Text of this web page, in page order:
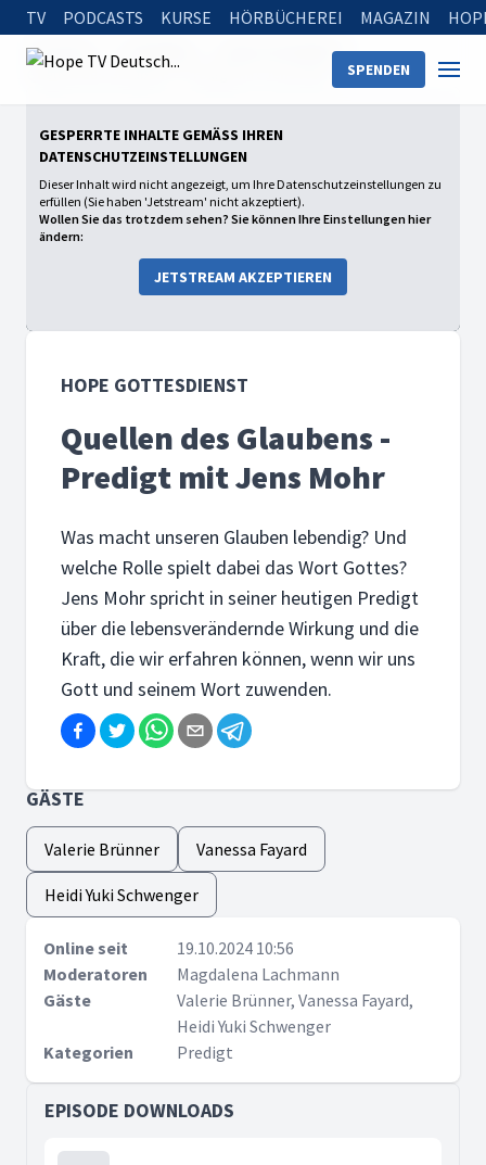
TV PODCASTS KURSE HÖRBÜCHEREI MAGAZIN
SPENDEN
Startseite
Hope Gottesdienst
Quellen des Glaubens - Predigt mit Jens Mohr
GESPERRTE INHALTE GEMÄSS IHREN D
ATENSCHUTZEINSTELLUNGEN
Dieser Inhalt wird nicht angezeigt, um Ihre Datenschutzeinstellungen zu
erfüllen (Sie haben 'Jetstream' nicht akzeptiert).
Wollen Sie das trotzdem sehen? Sie können Ihre Einstellungen hier
ändern:
JETSTREAM AKZEPTIEREN
HOPE GOTTESDIENST
Quellen des Glaubens -
Predigt mit Jens Mohr
Was macht unseren Glauben lebendig? Und
welche Rolle spielt dabei das Wort Gottes?
Jens Mohr spricht in seiner heutigen Predigt
über die lebensverändernde Wirkung und die
Kraft, die wir erfahren können, wenn wir uns
Gott und seinem Wort zuwenden.
GÄSTE
Valerie Brünner Vanessa Fayard
Heidi Yuki Schwenger
Online seit
19.10.2024 10:56
Moderatoren
Magdalena Lachmann
Gäste
Valerie Brünner, Vanessa Fayard,
Heidi Yuki Schwenger
Kategorien
Predigt
EPISODE DOWNLOADS